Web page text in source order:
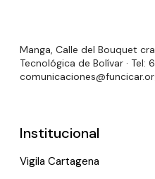
Manga, Calle del Bouquet
Tecnológica de Bolívar · Tel:
Institucional
Vigila Cartagena